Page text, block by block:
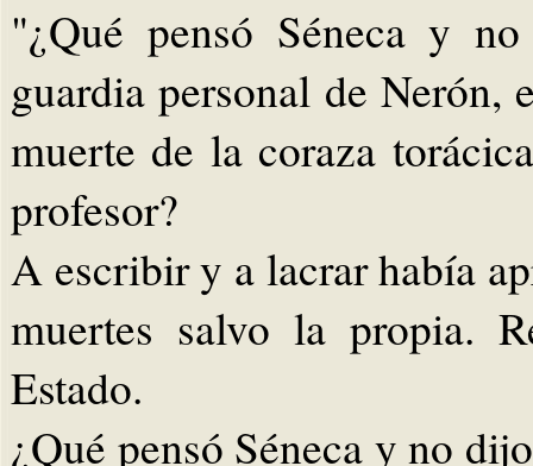
"¿Qué pensó Séneca y
guardia personal de Nerón,
muerte de la coraza
profesor?
A escribir y a lacrar había
muertes salvo la propia.
Estado.
¿Qué pensó Séneca y no